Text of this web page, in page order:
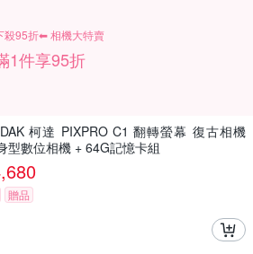
殺95折⬅︎ 相機大特賣
1件享95折
柯達 PIXPRO C1 翻轉螢幕 復古相機
型數位相機 + 64G記憶卡組
贈品